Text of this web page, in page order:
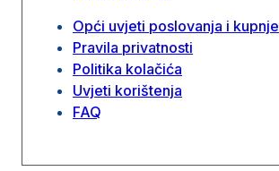
Opći uvjeti poslovanja i kupnje
Pravila privatnosti
Politika kolačića
Uvjeti korištenja
FAQ